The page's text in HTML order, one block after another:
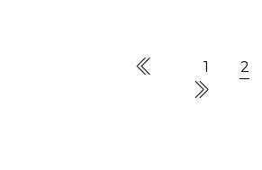
1 2